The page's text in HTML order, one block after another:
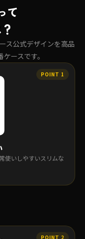
て
ス公式デザインを高品
ースです。
使いしやすいスリムな